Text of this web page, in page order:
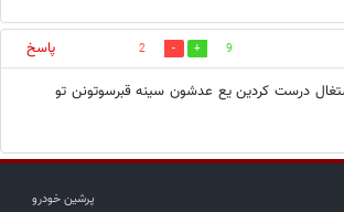
9
2
پاسخ
درست كردين يع عدشون سينه قبرسوتونن تو
پرشین خودرو